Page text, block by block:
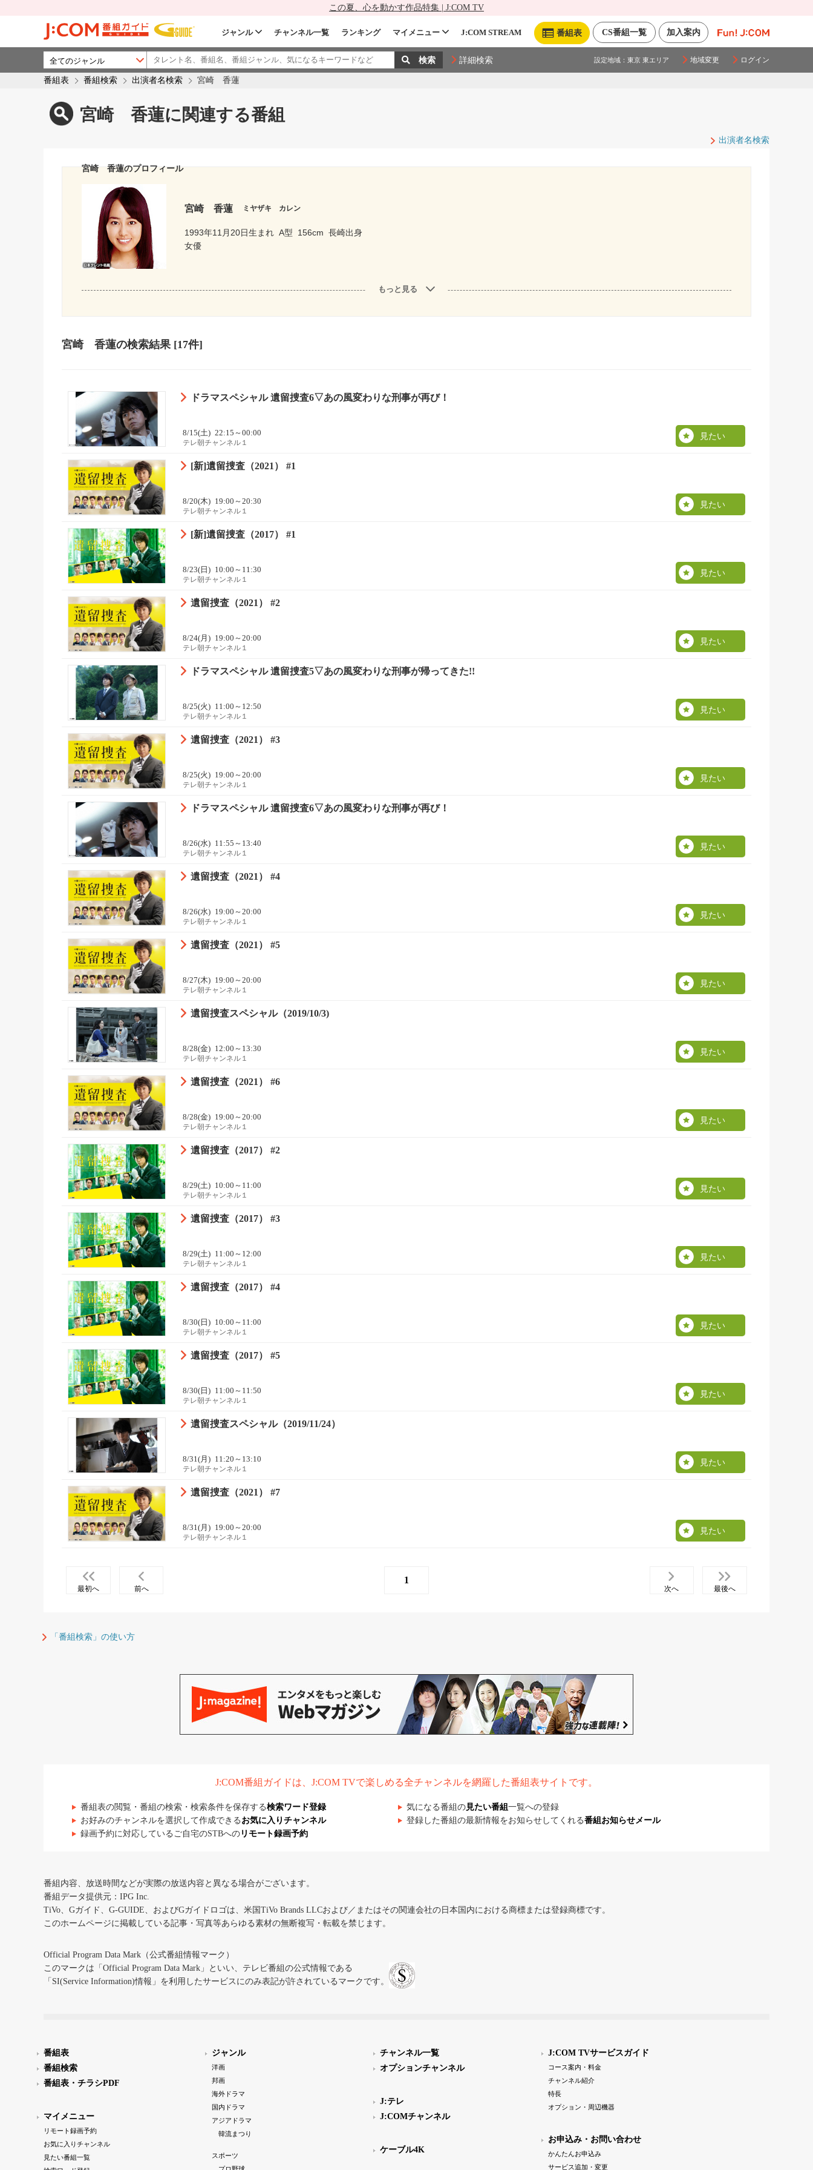
この夏、心を動かす作品特集 | J:COM TV
加入案内
CS番組一覧
番組表
ジャンル チャンネル一覧 ランキング マイメニュー J:COM STREAM
詳細検索 設定地域： 東京 東エリア 地域変更 ログイン
番組表 番組検索 出演者名検索 宮崎 香蓮
宮崎 香蓮に関連する番組
出演者名検索
宮崎 香蓮のプロフィール
宮崎 香蓮 ミヤザキ カレン
1993年11月20日生まれ A型 156cm 長崎出身
女優
もっと見る
宮崎 香蓮の検索結果 [17件]
ドラマスペシャル 遺留捜査6▽あの風変わりな刑事が再び！
8/15(土) 22:15～00:00
テレ朝チャンネル１
見たい
[新]遺留捜査（2021） #1
8/20(木) 19:00～20:30
テレ朝チャンネル１
見たい
[新]遺留捜査（2017） #1
8/23(日) 10:00～11:30
テレ朝チャンネル１
見たい
遺留捜査（2021） #2
8/24(月) 19:00～20:00
テレ朝チャンネル１
見たい
ドラマスペシャル 遺留捜査5▽あの風変わりな刑事が帰ってきた!!
8/25(火) 11:00～12:50
テレ朝チャンネル１
見たい
遺留捜査（2021） #3
8/25(火) 19:00～20:00
テレ朝チャンネル１
見たい
ドラマスペシャル 遺留捜査6▽あの風変わりな刑事が再び！
8/26(水) 11:55～13:40
テレ朝チャンネル１
見たい
遺留捜査（2021） #4
8/26(水) 19:00～20:00
テレ朝チャンネル１
見たい
遺留捜査（2021） #5
8/27(木) 19:00～20:00
テレ朝チャンネル１
見たい
遺留捜査スペシャル（2019/10/3)
8/28(金) 12:00～13:30
テレ朝チャンネル１
見たい
遺留捜査（2021） #6
8/28(金) 19:00～20:00
テレ朝チャンネル１
見たい
遺留捜査（2017） #2
8/29(土) 10:00～11:00
テレ朝チャンネル１
見たい
遺留捜査（2017） #3
8/29(土) 11:00～12:00
テレ朝チャンネル１
見たい
遺留捜査（2017） #4
8/30(日) 10:00～11:00
テレ朝チャンネル１
見たい
遺留捜査（2017） #5
8/30(日) 11:00～11:50
テレ朝チャンネル１
見たい
遺留捜査スペシャル（2019/11/24）
8/31(月) 11:20～13:10
テレ朝チャンネル１
見たい
遺留捜査（2021） #7
8/31(月) 19:00～20:00
テレ朝チャンネル１
見たい
最初へ 前へ
1
次へ 最後へ
「番組検索」の使い方
J:COM番組ガイドは、J:COM TVで楽しめる全チャンネルを網羅した番組表サイトです。
番組表の閲覧・番組の検索・検索条件を保存する検索ワード登録 気になる番組の見たい番組 一覧への登録
お好みのチャンネルを選択して作成できる お気に入りチャンネル 登録した番組の最新情報をお知らせしてくれる番組お知らせメール
録画予約に対応しているご自宅のSTBへの リモート録画予約
番組内容、放送時間などが実際の放送内容と異なる場合がございます。
番組データ提供元：IPG Inc.
TiVo、Gガイド、G-GUIDE、およびGガイドロゴは、米国TiVo Brands LLCおよび／またはその関連会社の日本国内における商標または登録商標です。
このホームページに掲載している記事・写真等あらゆる素材の無断複写・転載を禁じます。
Official Program Data Mark（公式番組情報マーク）
このマークは「Official Program Data Mark」といい、テレビ番組の公式情報である
「SI(Service Information)情報」を利用したサービスにのみ表記が許されているマークです。
番組表
番組検索
番組表・チラシPDF
マイメニュー
リモート録画予約
お気に入りチャンネル
見たい番組一覧
ジャンル
洋画
邦画
海外ドラマ
国内ドラマ
アジアドラマ
韓流まつり
スポーツ
チャンネル一覧
オプションチャンネル
J:テレ
J:COMチャンネル
ケーブル4K
J:COM TVサービスガイド
コース案内・料金
チャンネル紹介
特長
オプション・周辺機器
お申込み・お問い合わせ
かんたんお申込み
サービス追加・変更